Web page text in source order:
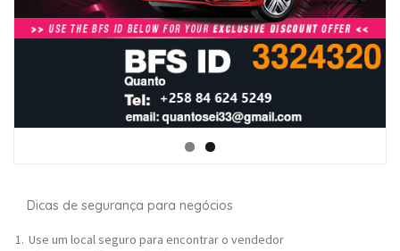
Dicas de segurança para negócios
Use um local seguro para encontrar o vendedor